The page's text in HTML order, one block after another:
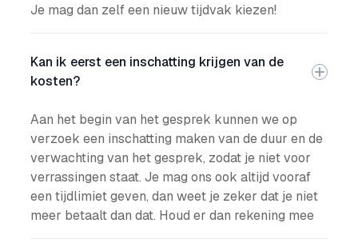
Je mag dan zelf een nieuw tijdvak kiezen!
Kan ik eerst een inschatting krijgen van de
kosten?
Aan het begin van het gesprek kunnen we op
verzoek een inschatting maken van de duur en de
verwachting van het gesprek, zodat je niet voor
verrassingen staat. Je mag ons ook altijd vooraf
een tijdlimiet geven, dan weet je zeker dat je niet
meer betaalt dan dat. Houd er dan rekening mee